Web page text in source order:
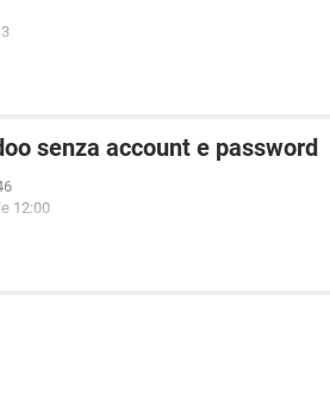
senza account e password
12:00